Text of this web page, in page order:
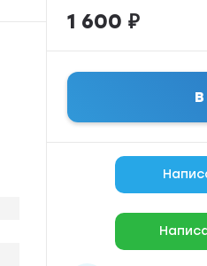
1 600 ₽